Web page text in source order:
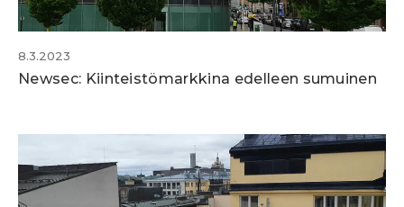
8.3.2023
Newsec: Kiinteistömarkkina edelleen sumuinen